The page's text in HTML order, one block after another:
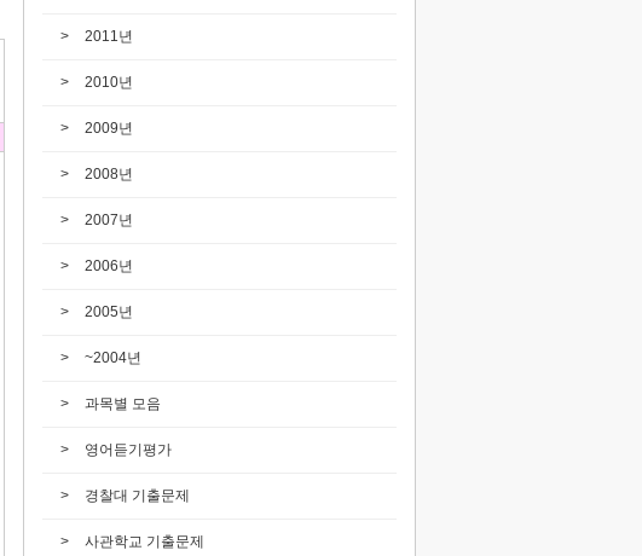
2011년
2010년
2009년
2008년
2007년
2006년
2005년
~2004년
과목별 모음
영어듣기평가
경찰대 기출문제
사관학교 기출문제